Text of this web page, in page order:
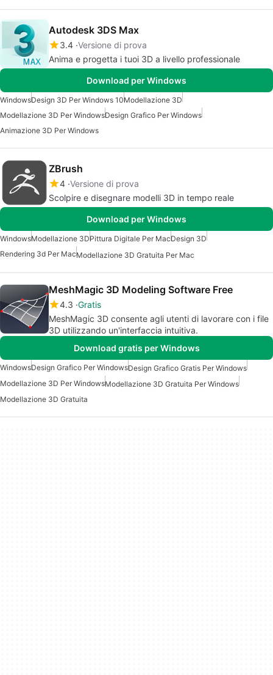
Autodesk 3DS Max
3.4 Versione di prova
Anima e progetta i tuoi 3D a livello professionale
Download per Windows
WindowsDesign 3D Per Windows 10Modellazione 3D
Modellazione 3D Per WindowsDesign Grafico Per Windows
Animazione 3D Per Windows
ZBrush
4 Versione di prova
Scolpire e disegnare modelli 3D in tempo reale
Download per Windows
WindowsModellazione 3DPittura Digitale Per MacDesign 3D
Rendering 3d Per MacModellazione 3D Gratuita Per Mac
MeshMagic 3D Modeling Software Free
4.3 Gratis
MeshMagic 3D consente agli utenti di lavorare con i file
3D utilizzando un'interfaccia intuitiva.
Download gratis per Windows
WindowsDesign Grafico Per WindowsDesign Grafico Gratis Per Windows
Modellazione 3D Per WindowsModellazione 3D Gratuita Per Windows
Modellazione 3D Gratuita